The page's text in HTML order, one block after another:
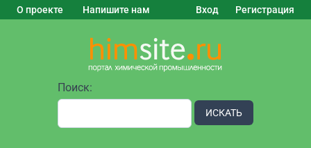
О проекте Напишите нам Вход Регистрация
Поиск:
ИСКАТЬ